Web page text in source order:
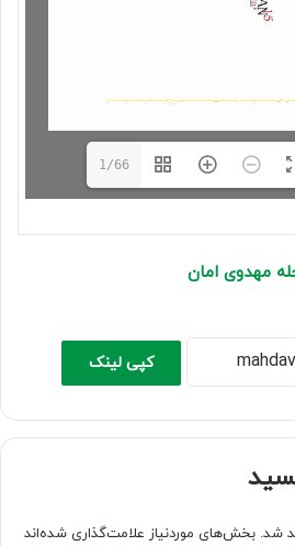
1/66
مهدوی امان
کپی لینک
شد. بخش‌های موردنیاز علامت‌گذاری شده‌اند